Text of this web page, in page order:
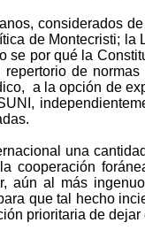
considerados
de Montecristi; la
se por qué la
de
a la opción de
una
cooperación
aún al más
que tal hecho
prioritaria de dejar